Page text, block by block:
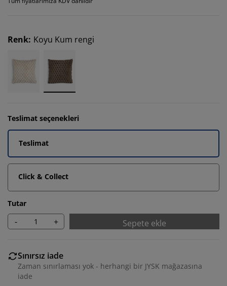
Renk: Koyu Kum rengi
Teslimat seçenekleri
Teslimat
Click & Collect
Tutar
- + Sepete ekle
Sınırsız iade
Zaman sınırlaması yok - herhangi bir JYSK mağazasına
iade